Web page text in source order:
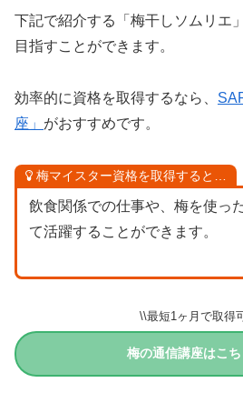
下記で紹介する「梅干しソムリエ
目指すことができます。
効率的に資格を取得するなら、
座」 がおすすめです。
梅マイスター資格を取得すると…
飲食関係での仕事や、梅を使っ
て活躍することができます。
\\最短1ヶ月で取得
梅の通信講座はこ